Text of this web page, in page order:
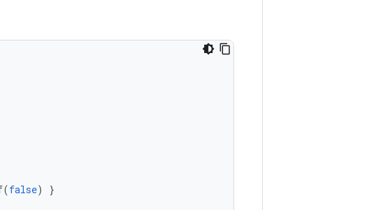
(false) }